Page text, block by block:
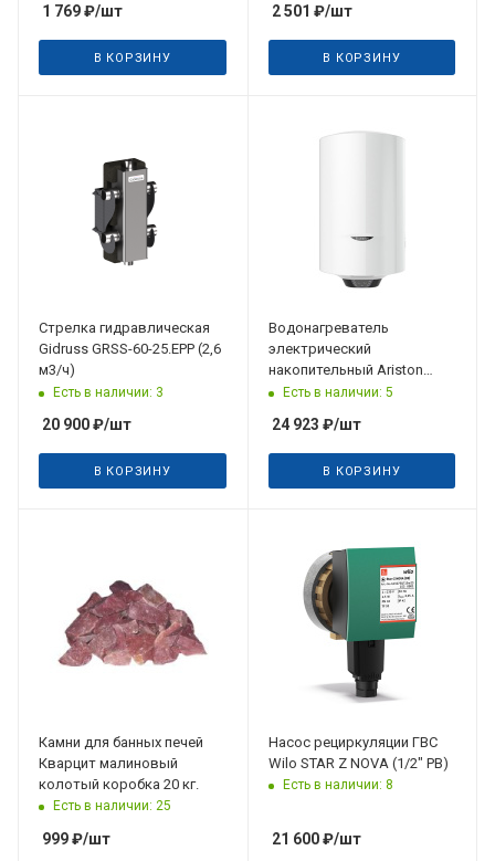
1 769₽/шт
В КОРЗИНУ
2 501 ₽/шт
В КОРЗИНУ
Стрелка гидравлическая
Gidruss GRSS-60-25.EPP (2,6
м3/ч)
Есть в наличии: 3
20 900₽/шт
В КОРЗИНУ
Водонагреватель
электрический
накопительный Ariston
PRO1 ECO ABS PW 150 V
Есть в наличии: 5
24 923 ₽/шт
В КОРЗИНУ
Камни для банных печей
Кварцит малиновый
колотый коробка 20 кг.
Есть в наличии: 25
999₽/шт
поступления
15.09.2026
Насос рециркуляции ГВС
Wilo STAR Z NOVA (1/2" РВ)
Есть в наличии: 8
21 600₽/шт